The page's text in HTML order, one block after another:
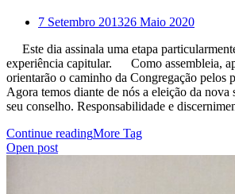
7 Setembro 201326 Maio 2020
Este dia assinala uma etapa
experiência capitular. Como assembleia,
orientarão o caminho da Congregação pelos
Agora temos diante de nós a eleição da nova
seu conselho. Responsabilidade e
Continue readingMore Tag
Open post